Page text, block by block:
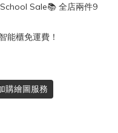
Sale📚 全店兩件9
能櫃免運費！
購繪圖服務